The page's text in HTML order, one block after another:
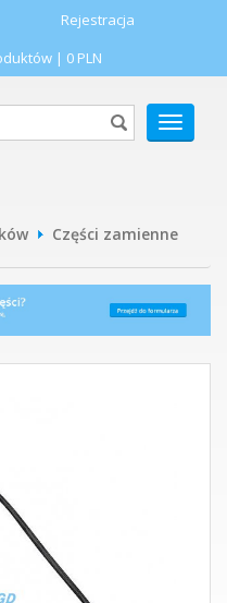
Rejestracja
| 0 PLN
POKAŻ
MENU
Części zamienne